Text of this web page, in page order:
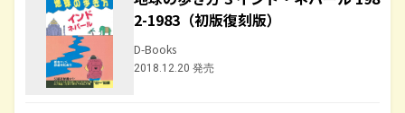
2-1983（初版復刻版）
D-Books
2018.12.20 発売